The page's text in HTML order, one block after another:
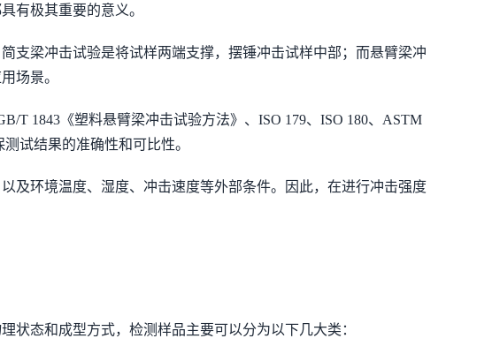
有极其重要的意义。
支梁冲击试验是将试样两端支撑，摆锤冲击试样中部；而悬臂梁冲
场景。
T 1843《塑料悬臂梁冲击试验方法》、ISO 179、ISO 180、ASTM
试结果的准确性和可比性。
及环境温度、湿度、冲击速度等外部条件。因此，在进行冲击强度
状态和成型方式，检测样品主要可以分为以下几大类：